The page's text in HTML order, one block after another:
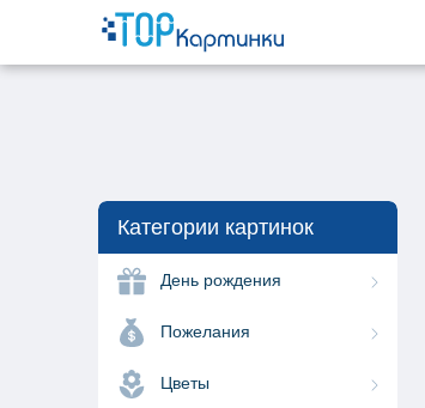
Категории картинок
День рождения
Пожелания
Цветы